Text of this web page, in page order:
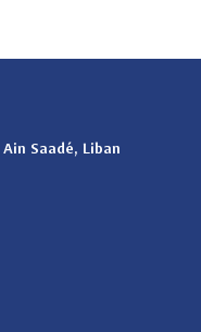
Saadé, Liban